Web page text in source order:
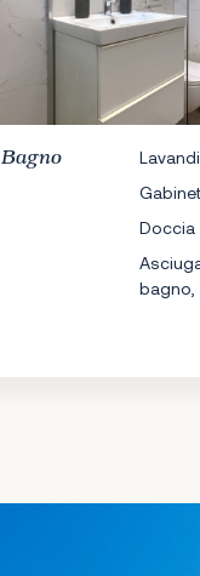
Bagno
Doccia
bagno,